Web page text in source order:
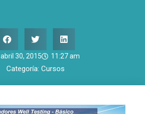
abril 30, 2015 11:27 am
Categoría: Cursos